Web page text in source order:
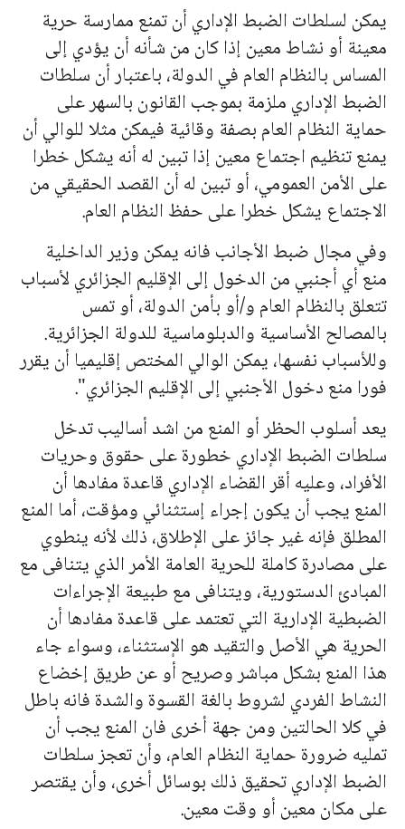
يمكن لسلطات الضبط الإداري أن تمنع ممارسة حرية
معينة أو نشاط معين إذا كان من شأنه أن يؤدي إلى
المساس بالنظام العام في الدولة، باعتبار أن سلطات
الضبط الإداري ملزمة بموجب القانون بالسهر على
حماية النظام العام بصفة وقائية فيمكن مثلا للوالي أن
يمنع تنظيم اجتماع معين إذا تبين له أنه يشكل خطرا
على الأمن العمومي، أو تبين له أن القصد الحقيقي من
الاجتماع يشكل خطرا على حفظ النظام العام.
وفي مجال ضبط الأجانب فانه يمكن وزير الداخلية
منع أي أجنبي من الدخول إلى الإقليم الجزائري لأسباب
تتعلق بالنظام العام و/أو بأمن الدولة، أو تمس
بالمصالح الأساسية والدبلوماسية للدولة الجزائرية.
وللأسباب نفسها، يمكن الوالي المختص إقليميا أن يقرر
فورا منع دخول الأجنبي إلى الإقليم الجزائري".
يعد أسلوب الحظر أو المنع من اشد أساليب تدخل
سلطات الضبط الإداري خطورة على حقوق وحريات
الأفراد، وعليه أقر القضاء الإداري قاعدة مفادها أن
المنع يجب أن يكون إجراء إستثنائي ومؤقت، أما المنع
المطلق فإنه غير جائز على الإطلاق، ذلك لأنه ينطوي
على مصادرة كاملة للحرية العامة الأمر الذي يتنافى مع
المبادئ الدستورية، ويتنافى مع طبيعة الإجراءات
الضبطية الإدارية التي تعتمد على قاعدة مفادها أن
الحرية هي الأصل والتقيد هو الإستثناء، وسواء جاء
هذا المنع بشكل مباشر وصريح أو عن طريق إخضاع
النشاط الفردي لشروط بالغة القسوة والشدة فانه باطل
في كلا الحالتين ومن جهة أخرى فان المنع يجب أن
تمليه ضرورة حماية النظام العام، وأن تعجز سلطات
الضبط الإداري تحقيق ذلك بوسائل أخرى، وأن يقتصر
على مكان معين أو وقت معين.